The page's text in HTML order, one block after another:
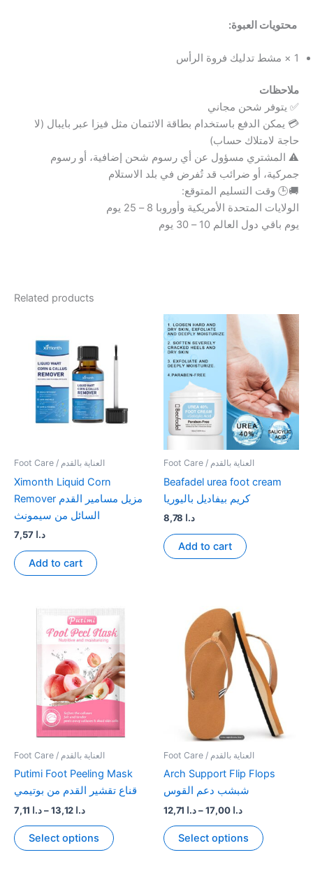
محتويات العبوة:
1 × مشط تدليك فروة الرأس
ملاحظات
✅ يتوفر شحن مجاني
💳 يمكن الدفع باستخدام بطاقة الائتمان مثل فيزا عبر بايبال (لا
حاجة لامتلاك حساب)
⚠️ المشتري مسؤول عن أي رسوم شحن إضافية، أو رسوم
جمركية، أو ضرائب قد تُفرض في بلد الاستلام
🚚🕒 وقت التسليم المتوقع:
الولايات المتحدة الأمريكية وأوروبا 8 – 25 يوم
يوم باقي دول العالم 10 – 30 يوم
Related products
Foot Care / العناية بالقدم
Ximonth Liquid Corn
Remover مزيل مسامير القدم
السائل من سيمونث
د.ا
Add to cart
Foot Care / العناية بالقدم
Beafadel urea foot cream
كريم بيفاديل باليوريا
د.ا
Add to cart
Foot Care / العناية بالقدم
Putimi Foot Peeling Mask
قناع تقشير القدم من بوتيمي
د.ا– د.اPrice
through
Select options
product
Foot Care / العناية بالقدم
Arch Support Flip Flops
شبشب دعم القوس
د.ا– د.اPrice
د.ا 12,71
through
Select options
product